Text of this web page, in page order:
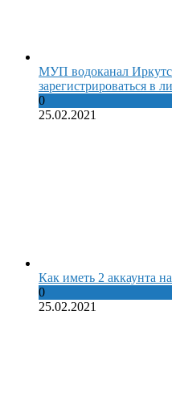
МУП водоканал
зарегистрироваться в
0
25.02.2021
Как иметь 2 аккаунта
0
25.02.2021